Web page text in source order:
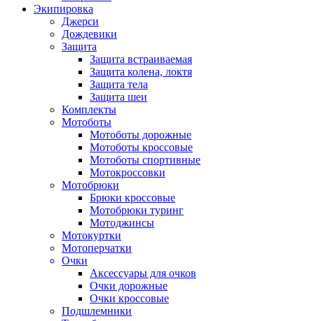
Экипировка
Джерси
Дождевики
Защита
Защита встраиваемая
Защита колена, локтя
Защита тела
Защита шеи
Комплекты
Мотоботы
Мотоботы дорожные
Мотоботы кроссовые
Мотоботы спортивные
Мотокроссовки
Мотобрюки
Брюки кроссовые
Мотобрюки туринг
Мотоджинсы
Мотокуртки
Мотоперчатки
Очки
Аксессуары для очков
Очки дорожные
Очки кроссовые
Подшлемники